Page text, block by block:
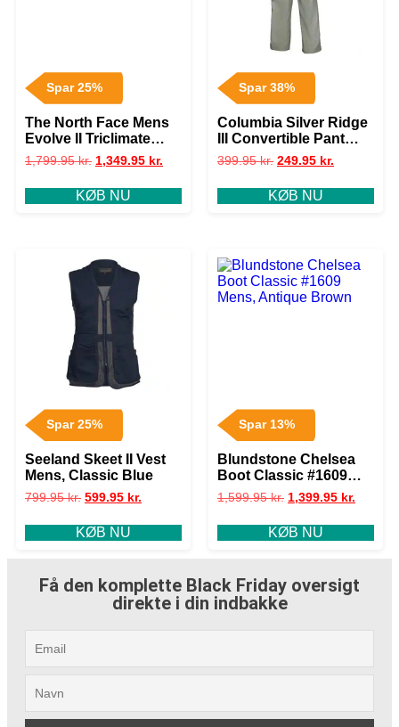
Spar 25%
The North Face Mens
Evolve II Triclimate
Jacket, Olive / Black
1,799.95kr. 1,349.95 kr.
KØB NU
Spar 38%
Columbia Silver Ridge
III Convertible Pant
Youth, Cypress
399.95kr. 249.95 kr.
KØB NU
Spar 25%
Seeland Skeet II Vest
Mens, Classic Blue
799.95kr. 599.95 kr.
KØB NU
Spar 13%
Blundstone Chelsea
Boot Classic #1609
Mens, Antique Brown
1,599.95kr. 1,399.95 kr.
KØB NU
Få den komplette Black Friday oversigt
direkte i din indbakke